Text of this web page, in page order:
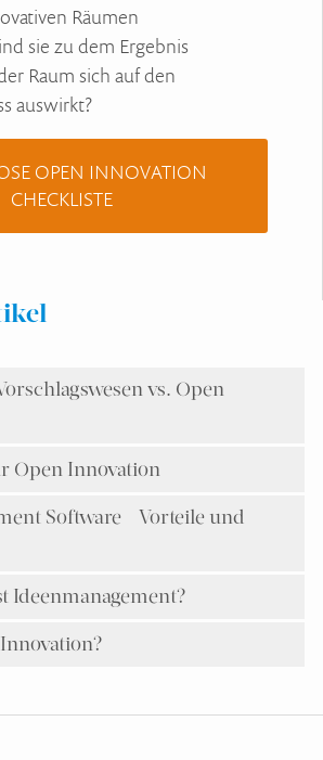
Räumen
sie zu dem Ergebnis
Raum sich auf den
auswirkt?
OPEN INNOVATION
CHECKLISTE
vs. Open
Open Innovation
Software - Vorteile und
Ideenmanagement?